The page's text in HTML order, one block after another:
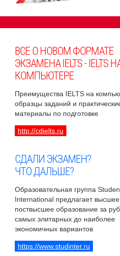
ВСЕ О НОВОМ ФОРМАТЕ
ЭКЗАМЕНА IELTS - IELTS
КОМПЬЮТЕРЕ
Преимущества IELTS на
образцы заданий и
материалы по подготовке
http://cdielts.ru
СДАЛИ ЭКЗАМЕН?
ЧТО ДАЛЬШЕ?
Образовательная группа
International предлагает
поствысшее образование за
самых элитарных до наиболее
экономичных вариантов
https://www.studinter.ru